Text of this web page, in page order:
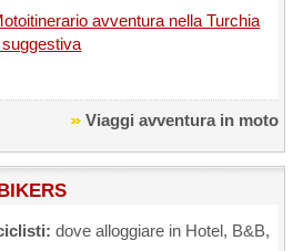
avventura nella Turchia
suggestiva
Viaggi avventura in moto
dove alloggiare in Hotel, B&B,